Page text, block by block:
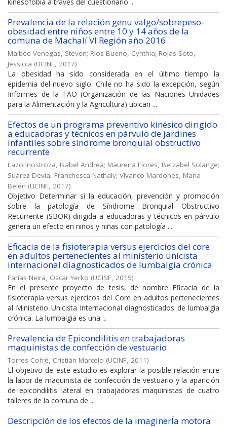
kinesofobia a través del cuestionario ...
Prevalencia de la relación genu valgo/sobrepeso-
obesidad entre niños entre 10 y 14 años de la
comuna de Machalí VI Región año 2016
Maibée Venegas, Steven; Ríos Bueno, Cynthia; Rojas Soto,
Jessicca (UCINF, 2017)
La obesidad ha sido considerada en el último tiempo la
epidemia del nuevo siglo. Chile no ha sido la excepción, según
Informes de la FAO (Organización de las Naciones Unidades
para la Alimentación y la Agricultura) ubican ...
Efectos de un programa preventivo kinésico dirigido
a educadoras y técnicos en párvulo de jardines
infantiles sobre síndrome bronquial obstructivo
recurrente
Lazo Inostroza, Isabel Andrea; Maureira Flores, Betzabel Solange;
Suárez Devia, Franchesca Nathaly; Vivanco Mardones, María
Belén (UCINF, 2017)
Objetivo Determinar si la educación, prevención y promoción
sobre la patología de Síndrome Bronquial Obstructivo
Recurrente (SBOR) dirigida a educadoras y técnicos en párvulo
genera un efecto en niños y niñas con patología ...
Eficacia de la fisioterapia versus ejercicios del core
en adultos pertenecientes al ministerio unicista
internacional diagnosticados de lumbalgia crónica
Farías Neira, Oscar Yerko (UCINF, 2015)
En el presente proyecto de tesis, de nombre Eficacia de la
fisioterapia versus ejercicos del Core en adultos pertenecientes
al Ministerio Unicista Internacional diagnosticados de lumbalgia
crónica. La lumbalgia es una ...
Prevalencia de Epicondilitis en trabajadoras
maquinistas de confección de vestuario
Torres Cofré, Cristián Marcelo (UCINF, 2011)
El objetivo de este estudio es explorar la posible relación entre
la labor de maquinista de confección de vestuario y la aparición
de epicondilitis lateral en trabajadoras maquinistas de cuatro
talleres de la comuna de ...
Descripción de los efectos de la imaginerÍa motora